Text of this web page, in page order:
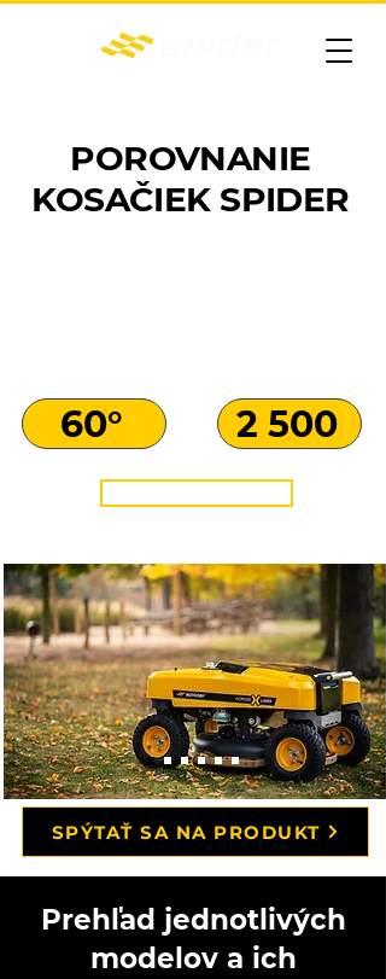
POROVNANIE
KOSAČIEK SPIDER
60° 2 500
SPÝTAŤ SA NA PRODUKT
Prehľad jednotlivých
modelov a ich